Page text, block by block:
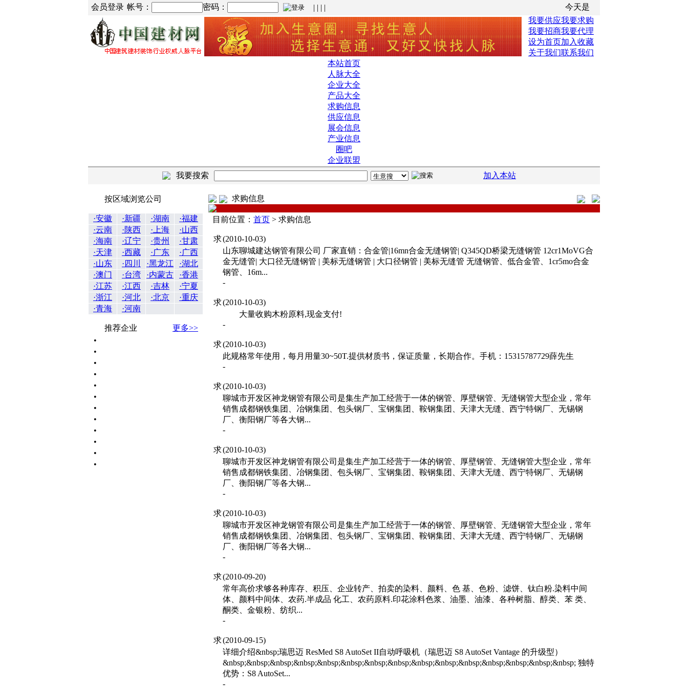
会员登录 帐号： 密码： | | | |
今天是
我要供应我要求购
我要招商我要代理
设为首页加入收藏
关于我们联系我们
本站首页
人脉大全
企业大全
产品大全
求购信息
供应信息
展会信息
产业信息
圈吧
企业联盟
我要搜索
加入本站
按区域浏览公司
·安徽 ·新疆 ·湖南
·福建
·云南
·陕西 ·上海
·山西
·海南
·辽宁 ·贵州
·甘肃
·天津
·西藏 ·广东
·广西
·山东
·四川 ·黑龙江
·湖北
·澳门
·台湾 ·内蒙古
·香港
·江苏
·江西 ·吉林
·宁夏
·浙江
·河北 ·北京
·重庆
·青海
·河南
推荐企业
更多>>
•
•
•
•
•
•
•
•
•
•
•
•
求购信息
目前位置： 首页 > 求购信息
求(2010-10-03)
山东聊城建达钢管有限公司 厂家直销：合金管|16mn合金无缝钢管| Q345QD桥梁无缝钢管 12cr1MoVG合
金无缝管| 大口径无缝钢管 | 美标无缝钢管 | 大口径钢管 | 美标无缝管 无缝钢管、低合金管、1cr5mo合金
钢管、16m...
-
求(2010-10-03)
大量收购木粉原料,现金支付!
-
求(2010-10-03)
此规格常年使用，每月用量30~50T.提供材质书，保证质量，长期合作。手机：15315787729薛先生
-
求(2010-10-03)
聊城市开发区神龙钢管有限公司是集生产加工经营于一体的钢管、厚壁钢管、无缝钢管大型企业，常年
销售成都钢铁集团、冶钢集团、包头钢厂、宝钢集团、鞍钢集团、天津大无缝、西宁特钢厂、无锡钢
厂、衡阳钢厂等各大钢...
-
求(2010-10-03)
聊城市开发区神龙钢管有限公司是集生产加工经营于一体的钢管、厚壁钢管、无缝钢管大型企业，常年
销售成都钢铁集团、冶钢集团、包头钢厂、宝钢集团、鞍钢集团、天津大无缝、西宁特钢厂、无锡钢
厂、衡阳钢厂等各大钢...
-
求(2010-10-03)
聊城市开发区神龙钢管有限公司是集生产加工经营于一体的钢管、厚壁钢管、无缝钢管大型企业，常年
销售成都钢铁集团、冶钢集团、包头钢厂、宝钢集团、鞍钢集团、天津大无缝、西宁特钢厂、无锡钢
厂、衡阳钢厂等各大钢...
-
求(2010-09-20)
常年高价求够各种库存、积压、企业转产、拍卖的染料、颜料、色 基、色粉、滤饼、钛白粉.染料中间
体、颜料中间体、农药.半成品 化工、农药原料.印花涂料色浆、油墨、油漆、各种树脂、醇类、苯 类、
酮类、金银粉、纺织...
-
求(2010-09-15)
详细介绍&nbsp;瑞思迈 ResMed S8 AutoSet II自动呼吸机（瑞思迈 S8 AutoSet Vantage 的升级型）
&nbsp;&nbsp;&nbsp;&nbsp;&nbsp;&nbsp;&nbsp;&nbsp;&nbsp;&nbsp;&nbsp;&nbsp;&nbsp;&nbsp;&nbsp; 独特
优势：S8 AutoSet...
-